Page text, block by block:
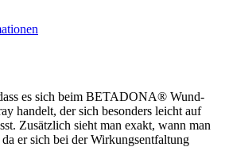
es sich beim BETADONA® Wund-
handelt, der sich besonders leicht auf
Zusätzlich sieht man exakt, wann man
er sich bei der Wirkungsentfaltung